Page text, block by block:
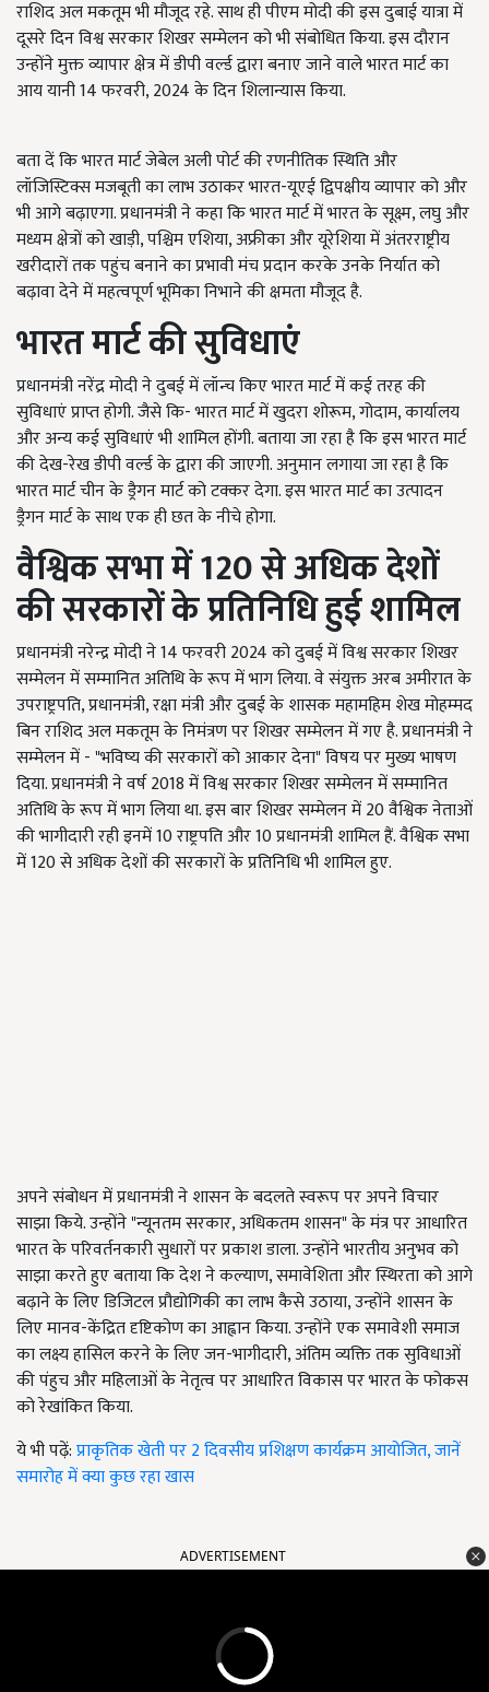
राशिद अल मकतूम भी मौजूद रहे. साथ ही पीएम मोदी की इस दुबाई यात्रा में
दूसरे दिन विश्व सरकार शिखर सम्मेलन को भी संबोधित किया. इस दौरान
उन्होंने मुक्त व्यापार क्षेत्र में डीपी वर्ल्ड द्वारा बनाए जाने वाले भारत मार्ट का
आय यानी 14 फरवरी, 2024 के दिन शिलान्यास किया.
बता दें कि भारत मार्ट जेबेल अली पोर्ट की रणनीतिक स्थिति और
लॉजिस्टिक्स मजबूती का लाभ उठाकर भारत-यूएई द्विपक्षीय व्यापार को और
भी आगे बढ़ाएगा. ­प्रधानमंत्री ने कहा कि भारत मार्ट में भारत के सूक्ष्म, लघु और
मध्यम क्षेत्रों को खाड़ी, पश्चिम एशिया, अफ्रीका और यूरेशिया में अंतरराष्ट्रीय
खरीदारों तक पहुंच बनाने का प्रभावी मंच प्रदान करके उनके निर्यात को
बढ़ावा देने में महत्वपूर्ण भूमिका निभाने की क्षमता मौजूद है.
भारत मार्ट की सुविधाएं
प्रधानमंत्री नरेंद्र मोदी ने दुबई में लॉन्च किए भारत मार्ट में कई तरह की
सुविधाएं प्राप्त होगी. जैसे कि- भारत मार्ट में खुदरा शोरूम, गोदाम, कार्यालय
और अन्य कई सुविधाएं भी शामिल होंगी. बताया जा रहा है कि इस भारत मार्ट
की देख-रेख डीपी वर्ल्ड के द्वारा की जाएगी. अनुमान लगाया जा रहा है कि
भारत मार्ट चीन के ड्रैगन मार्ट को टक्कर देगा. इस भारत मार्ट का उत्पादन
ड्रैगन मार्ट के साथ एक ही छत के नीचे होगा.
वैश्विक सभा में 120से अधिक देशों
की सरकारों के प्रतिनिधि हुई शामिल
प्रधानमंत्री नरेन्द्र मोदी ने 14 फरवरी 2024 को दुबई में विश्व सरकार शिखर
सम्मेलन में सम्मानित अतिथि के रूप में भाग लिया. वे संयुक्त अरब अमीरात के
उपराष्ट्रपति, प्रधानमंत्री, रक्षा मंत्री और दुबई के शासक महामहिम शेख मोहम्मद
बिन राशिद अल मकतूम के निमंत्रण पर शिखर सम्मेलन में गए है. प्रधानमंत्री ने
सम्मेलन में - "भविष्य की सरकारों को आकार देना" विषय पर मुख्य भाषण
दिया. प्रधानमंत्री ने वर्ष 2018 में विश्व सरकार शिखर सम्मेलन में सम्मानित
अतिथि के रूप में भाग लिया था. इस बार शिखर सम्मेलन में 20 वैश्विक नेताओं
की भागीदारी रही इनमें 10 राष्ट्रपति और 10 प्रधानमंत्री शामिल हैं. वैश्विक सभा
में 120 से अधिक देशों की सरकारों के प्रतिनिधि भी शामिल हुए.
अपने संबोधन में प्रधानमंत्री ने शासन के बदलते स्वरूप पर अपने विचार
साझा किये. उन्होंने "न्यूनतम सरकार, अधिकतम शासन" के मंत्र पर आधारित
भारत के परिवर्तनकारी सुधारों पर प्रकाश डाला. उन्होंने भारतीय अनुभव को
साझा करते हुए बताया कि देश ने कल्याण, समावेशिता और स्थिरता को आगे
बढ़ाने के लिए डिजिटल प्रौद्योगिकी का लाभ कैसे उठाया, उन्होंने शासन के
लिए मानव-केंद्रित दृष्टिकोण का आह्वान किया. उन्होंने एक समावेशी समाज
का लक्ष्य हासिल करने के लिए जन-भागीदारी, अंतिम व्यक्ति तक सुविधाओं
की पंहुच और महिलाओं के नेतृत्व पर आधारित विकास पर भारत के फोकस
को रेखांकित किया.
ये भी पढ़ें:प्राकृतिक खेती पर 2 दिवसीय प्रशिक्षण कार्यक्रम आयोजित, जानें
समारोह में क्या कुछ रहा खास
ADVERTISEMENT